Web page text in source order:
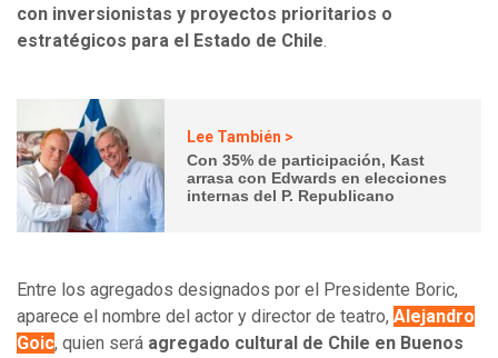
con inversionistas y proyectos prioritarios o
estratégicos para el Estado de Chile.
Lee También >
Con 35% de participación, Kast
arrasa con Edwards en elecciones
internas del P. Republicano
Entre los agregados designados por el Presidente Boric,
aparece el nombre del actor y director de teatro, Alejandro
Goic, quien será agregado cultural de Chile en Buenos